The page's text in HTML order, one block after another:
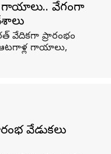
గాయాలు.. వేగంగా
వేదికగా ప్రారంభం
ఆటగాళ్ల గాయాలు,
వేడుక‌లు